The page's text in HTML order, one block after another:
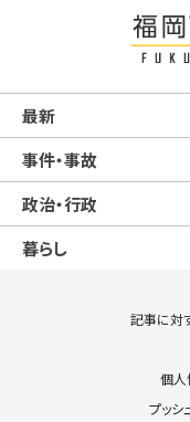
最新
事件・事故
政治・行政
暮らし
記事に対
個人
プッ